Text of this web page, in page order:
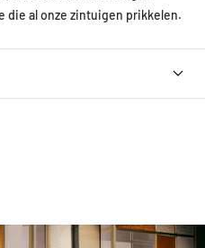
die al onze zintuigen prikkelen.